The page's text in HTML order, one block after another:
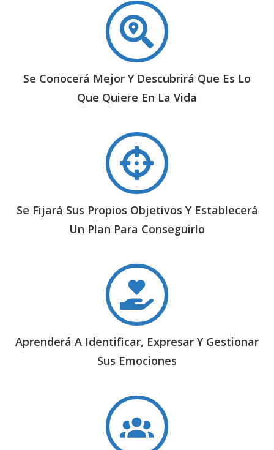
Se Conocerá Mejor Y Descubrirá Que Es Lo
Que Quiere En La Vida
Se Fijará Sus Propios Objetivos Y Establecerá
Un Plan Para Conseguirlo
Aprenderá A Identificar, Expresar Y Gestionar
Sus Emociones